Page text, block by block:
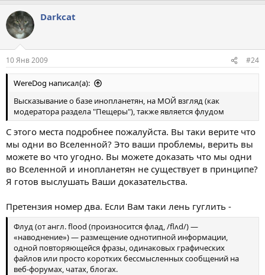
Darkcat
10 Янв 2009 #24
WereDog написал(а):
Высказывание о базе инопланетян, на МОЙ взгляд (как
модератора раздела "Пещеры"), также является флудом
С этого места подробнее пожалуйста. Вы таки верите что
мы одни во Вселенной? Это ваши проблемы, верить вы
можете во что угодно. Вы можете доказать что мы одни
во Вселенной и инопланетян не существует в принципе?
Я готов выслушать Ваши доказательства.
Претензия номер два. Если Вам таки лень гуглить -
Флуд (от англ. flood (произносится флад, /flʌd/) —
«наводнение») — размещение однотипной информации,
одной повторяющейся фразы, одинаковых графических
файлов или просто коротких бессмысленных сообщений на
веб-форумах, чатах, блогах.